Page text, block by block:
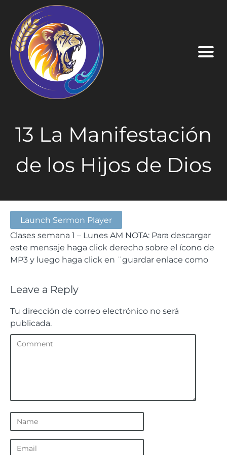
13 La Manifestación
de los Hijos de Dios
Launch Sermon Player
Clases semana 1 – Lunes AM NOTA: Para descargar
este mensaje haga click derecho sobre el ícono de
MP3 y luego haga click en ¨guardar enlace como
Leave a Reply
Tu dirección de correo electrónico no será
publicada.